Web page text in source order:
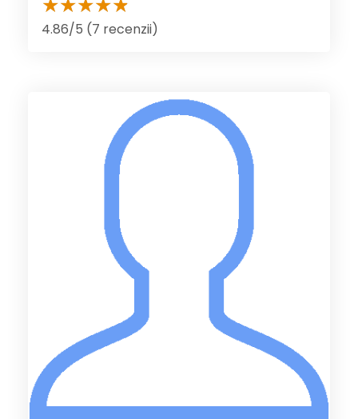
4.86/5 (7 recenzii)